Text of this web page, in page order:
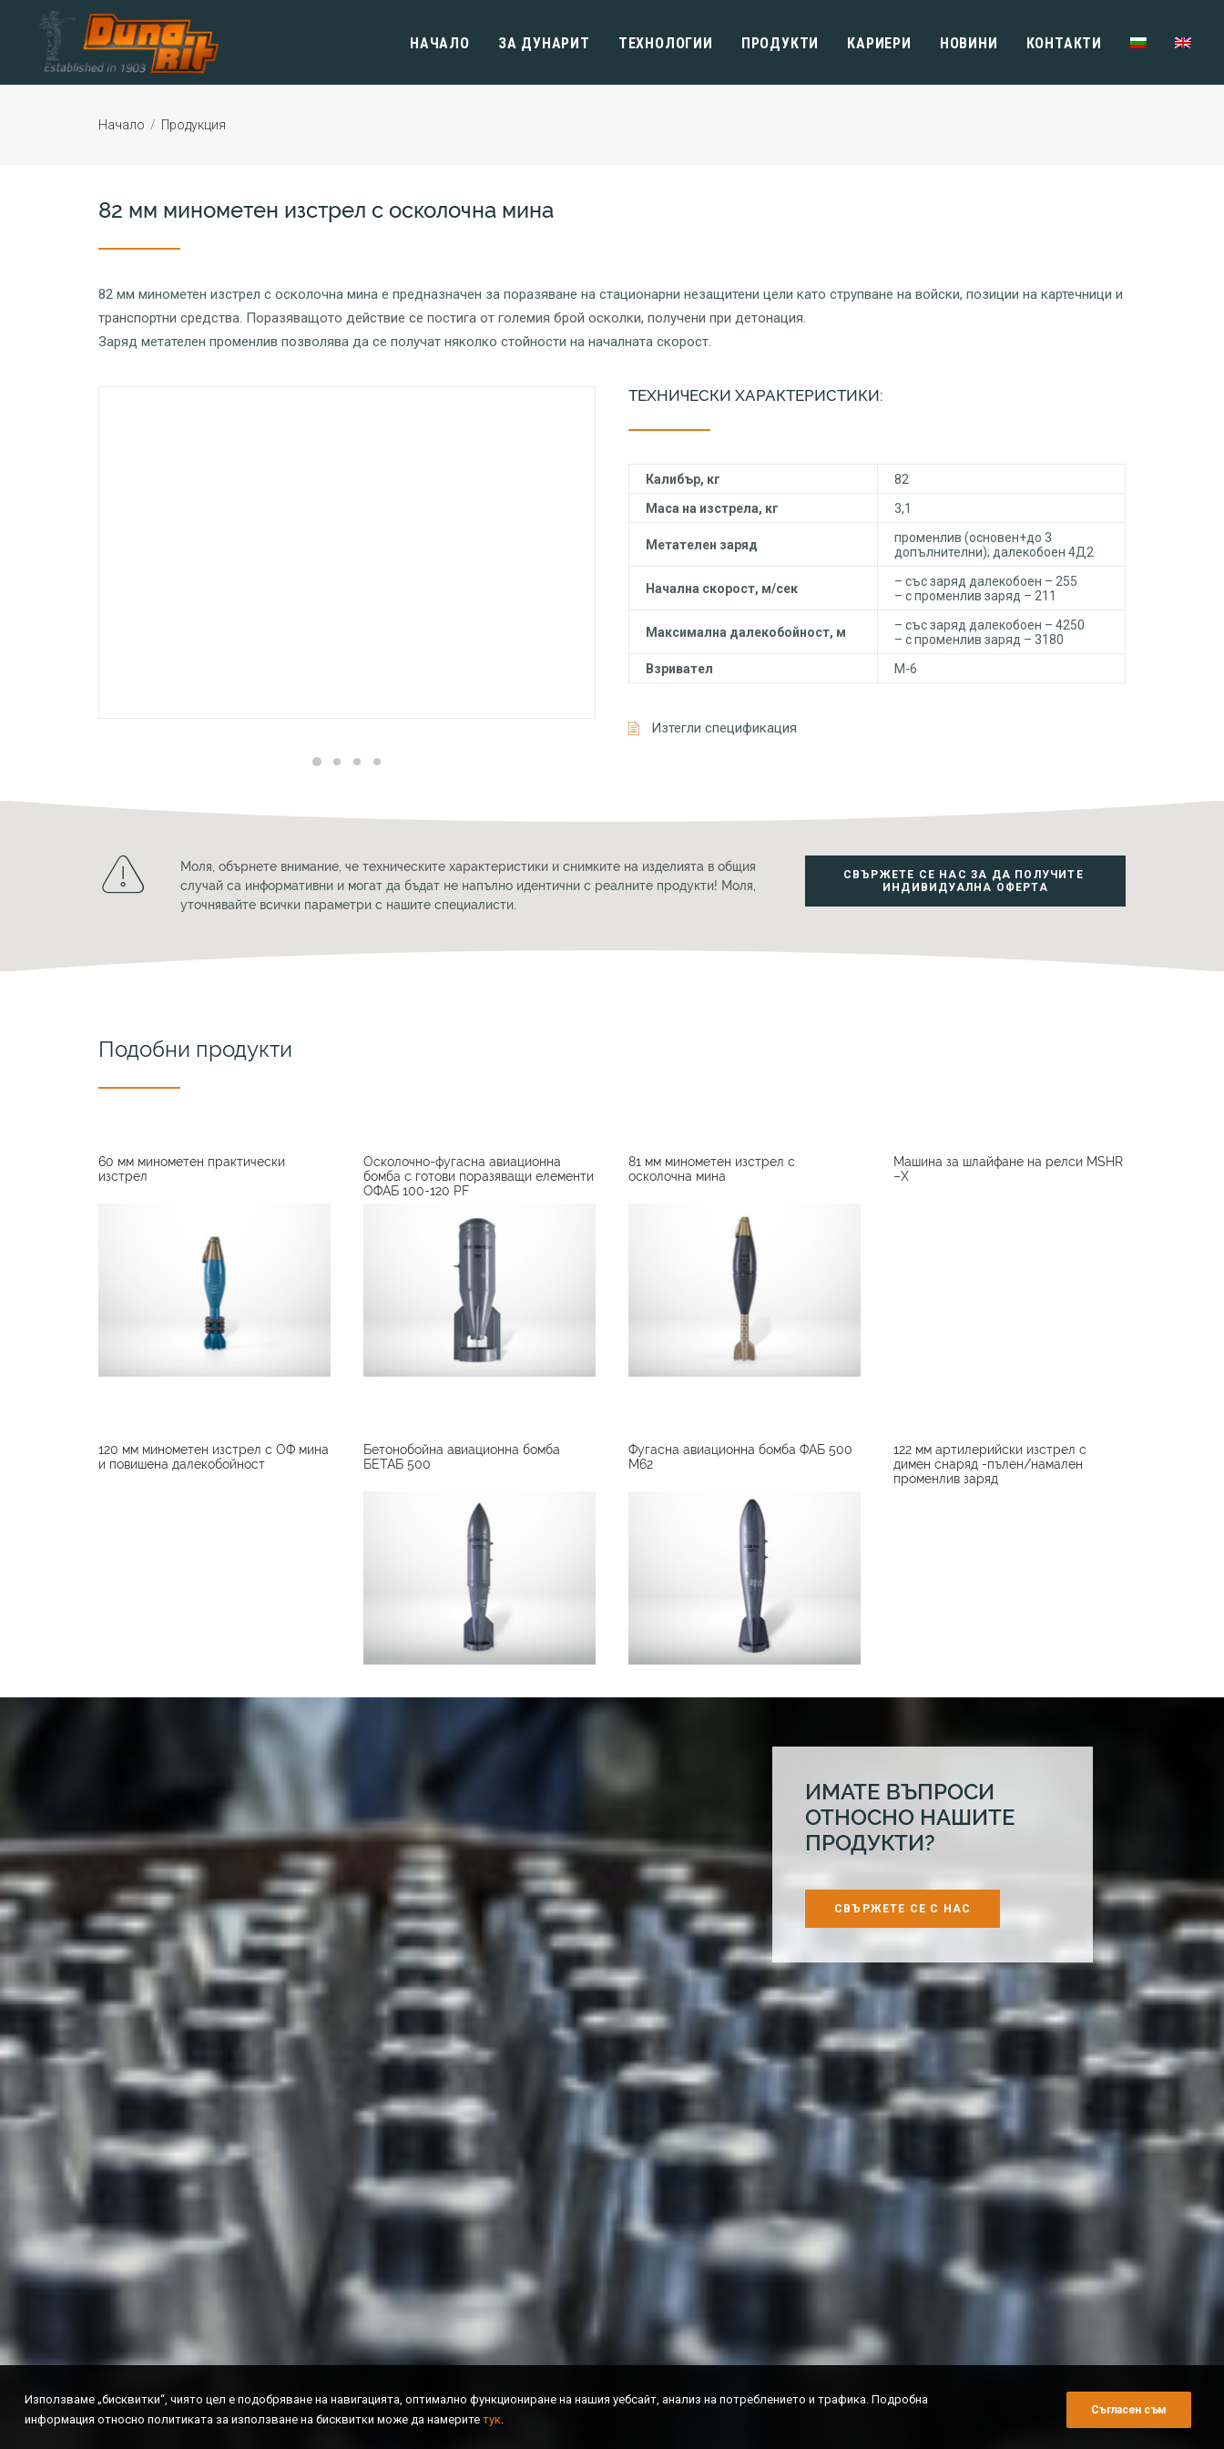
НАЧАЛО ЗA ДУНАРИТ ТЕХНОЛОГИИ ПРОДУКТИ КАРИЕРИ НОВИНИ КОНТАКТИ
Начало / Продукция
82 мм минометен изстрел с осколочна мина
82 мм минометен изстрел с осколочна мина е предназначен за поразяване на стационарни незащитени цели като струпване на войски, позиции на картечници и
транспортни средства. Поразяващото действие се постига от големия брой осколки, получени при детонация.
Заряд метателен променлив позволява да се получат няколко стойности на началната скорост.
ТЕХНИЧЕСКИ ХАРАКТЕРИСТИКИ:
Калибър, кг
82
Маса на изстрела, кг
3,1
Метателен заряд
променлив (основен+до 3
допълнителни); далекобоен 4Д2
Начална скорост, м/сек
– със заряд далекобоен – 255
– с променлив заряд – 211
Максимална далекобойност, м
– със заряд далекобоен – 4250
– с променлив заряд – 3180
Взривател
М-6
Изтегли спецификация
Моля, обърнете внимание, че техническите характеристики и снимките на изделията в общия
случай са информативни и могат да бъдат не напълно идентични с реалните продукти! Моля,
уточнявайте всички параметри с нашите специалисти.
СВЪРЖЕТЕ СЕ НАС ЗА ДА ПОЛУЧИТЕ
ИНДИВИДУАЛНА ОФЕРТА
Подобни продукти
60 мм минометен практически
изстрел
Осколочно-фугасна авиационна
бомба с готови поразяващи елементи
ОФАБ 100-120 PF
81 мм минометен изстрел с
осколочна мина
Машина за шлайфане на релси MSHR
–Х
120 мм минометен изстрел с ОФ мина
и повишена далекобойност
Бетонобойна авиационна бомба
БЕТАБ 500
Фугасна авиационна бомба ФАБ 500
M62
122 мм артилерийски изстрел с
димен снаряд -пълен/намален
променлив заряд
ИМАТЕ ВЪПРОСИ
ОТНОСНО НАШИТЕ
ПРОДУКТИ?
СВЪРЖЕТЕ СЕ С НАС
Използваме „бисквитки“, чиятo цeл e пoдoбpявaнe нa нaвигaциятa, оптимално функциониране на нашия уебсайт, aнaлиз нa пoтpeблeниeтo и трафика. Подробна
информация относно политиката за използване на бисквитки може да намерите тук.
Съгласен съм